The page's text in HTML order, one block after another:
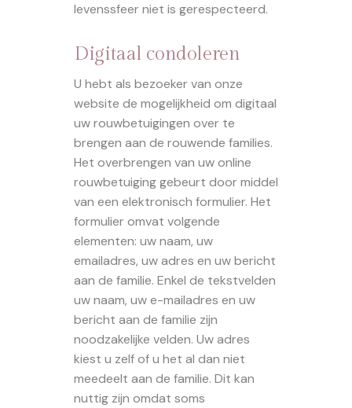
levenssfeer niet is gerespecteerd.
Digitaal condoleren
U hebt als bezoeker van onze
website de mogelijkheid om digitaal
uw rouwbetuigingen over te
brengen aan de rouwende families.
Het overbrengen van uw online
rouwbetuiging gebeurt door middel
van een elektronisch formulier. Het
formulier omvat volgende
elementen: uw naam, uw
emailadres, uw adres en uw bericht
aan de familie. Enkel de tekstvelden
uw naam, uw e-mailadres en uw
bericht aan de familie zijn
noodzakelijke velden. Uw adres
kiest u zelf of u het al dan niet
meedeelt aan de familie. Dit kan
nuttig zijn omdat soms